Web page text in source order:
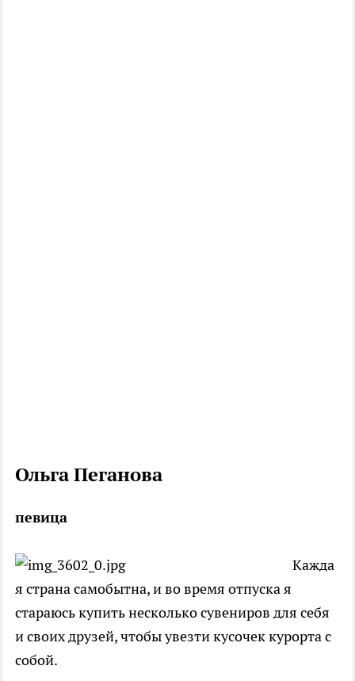
Ольга Пеганова
певица
Кажда
я страна самобытна, и во время отпуска я
стараюсь купить несколько сувениров для себя
и своих друзей, чтобы увезти кусочек курорта с
собой.